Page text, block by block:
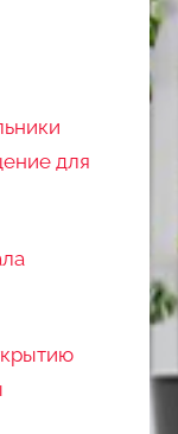
для